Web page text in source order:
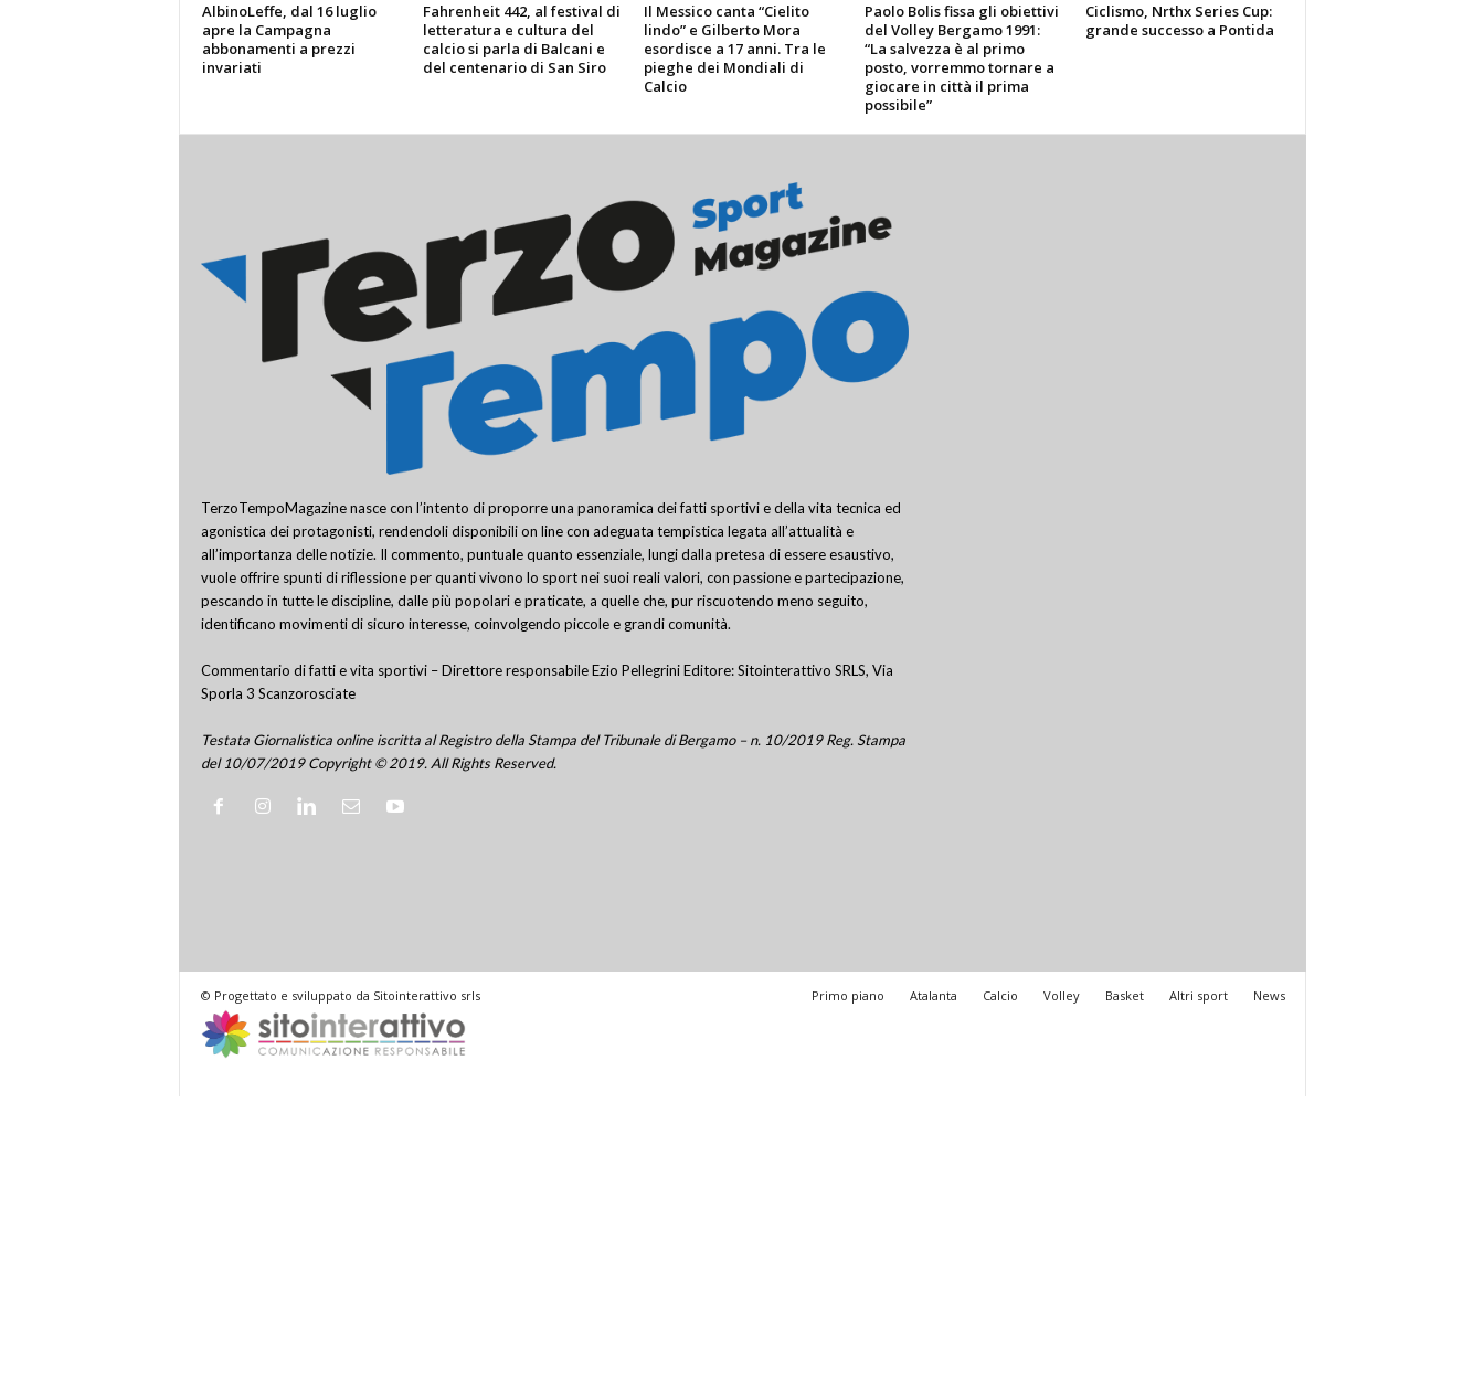
AlbinoLeffe, dal 16 luglio
apre la Campagna
abbonamenti a prezzi
invariati
Fahrenheit 442, al festival di
letteratura e cultura del
calcio si parla di Balcani e
del centenario di San Siro
Il Messico canta “Cielito
lindo” e Gilberto Mora
esordisce a 17 anni. Tra le
pieghe dei Mondiali di
Calcio
Paolo Bolis fissa gli obiettivi
del Volley Bergamo 1991:
“La salvezza è al primo
posto, vorremmo tornare a
giocare in città il prima
possibile”
Ciclismo, Nrthx Series Cup:
grande successo a Pontida
TerzoTempoMagazine nasce con l’intento di proporre una panoramica dei fatti sportivi e della vita tecnica ed
agonistica dei protagonisti, rendendoli disponibili on line con adeguata tempistica legata all’attualità e
all’importanza delle notizie. Il commento, puntuale quanto essenziale, lungi dalla pretesa di essere esaustivo,
vuole offrire spunti di riflessione per quanti vivono lo sport nei suoi reali valori, con passione e partecipazione,
pescando in tutte le discipline, dalle più popolari e praticate, a quelle che, pur riscuotendo meno seguito,
identificano movimenti di sicuro interesse, coinvolgendo piccole e grandi comunità.
Commentario di fatti e vita sportivi – Direttore responsabile Ezio Pellegrini Editore: Sitointerattivo SRLS, Via
Sporla 3 Scanzorosciate
Testata Giornalistica online iscritta al Registro della Stampa del Tribunale di Bergamo – n. 10/2019 Reg. Stampa
del 10/07/2019 Copyright © 2019. All Rights Reserved.
Primo piano Atalanta Calcio Volley Basket Altri sport News
© Progettato e sviluppato da Sitointerattivo srls